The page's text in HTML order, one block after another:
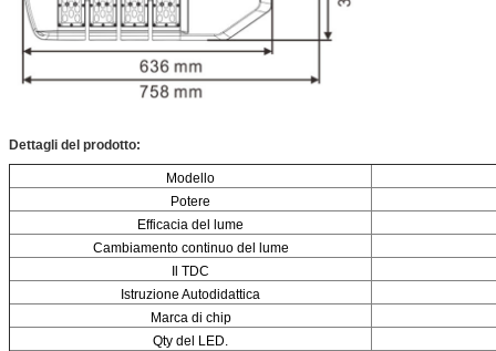
Dettagli del prodotto:
Modello
Potere
Efficacia del lume
Cambiamento continuo del lume
Il TDC
Istruzione Autodidattica
Marca di chip
Qty del LED.